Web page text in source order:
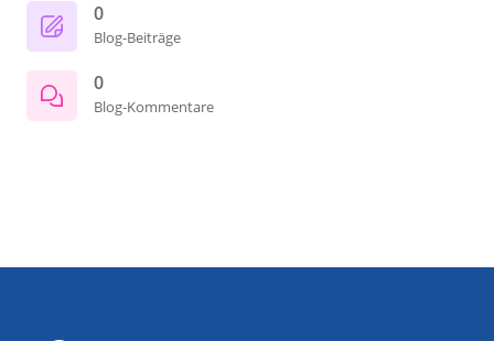
0
Blog-Beiträge
0
Blog-Kommentare